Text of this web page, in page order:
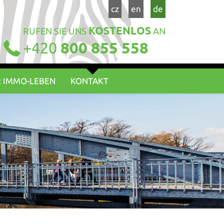
cz en de
RUFEN SIE UNS KOSTENLOS AN
+420 800 855 558
IMMO-LEBEN KONTAKT